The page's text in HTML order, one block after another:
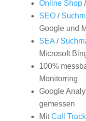
Online Shop/
SEO/
Google und
SEA/
Microsoft
100%
Monitorring
Google
gemessen
MitCall